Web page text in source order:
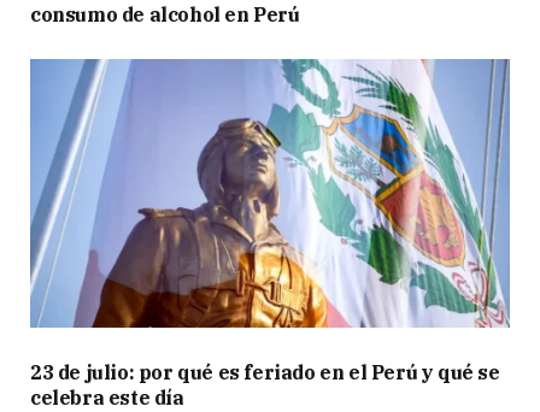
consumo de alcohol en Perú
23 de julio: por qué es feriado en el Perú y qué se
celebra este día